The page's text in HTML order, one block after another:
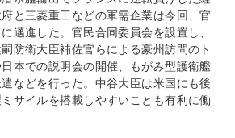
と三菱重工などの軍需企業は今回、官
邁進した。官民合同委員会を設置し、
防衛大臣補佐官らによる豪州訪問のト
本での説明会の開催、もがみ型護衛艦
などを行った。中谷大臣は米国にも後
サイルを搭載しやすいことも有利に働